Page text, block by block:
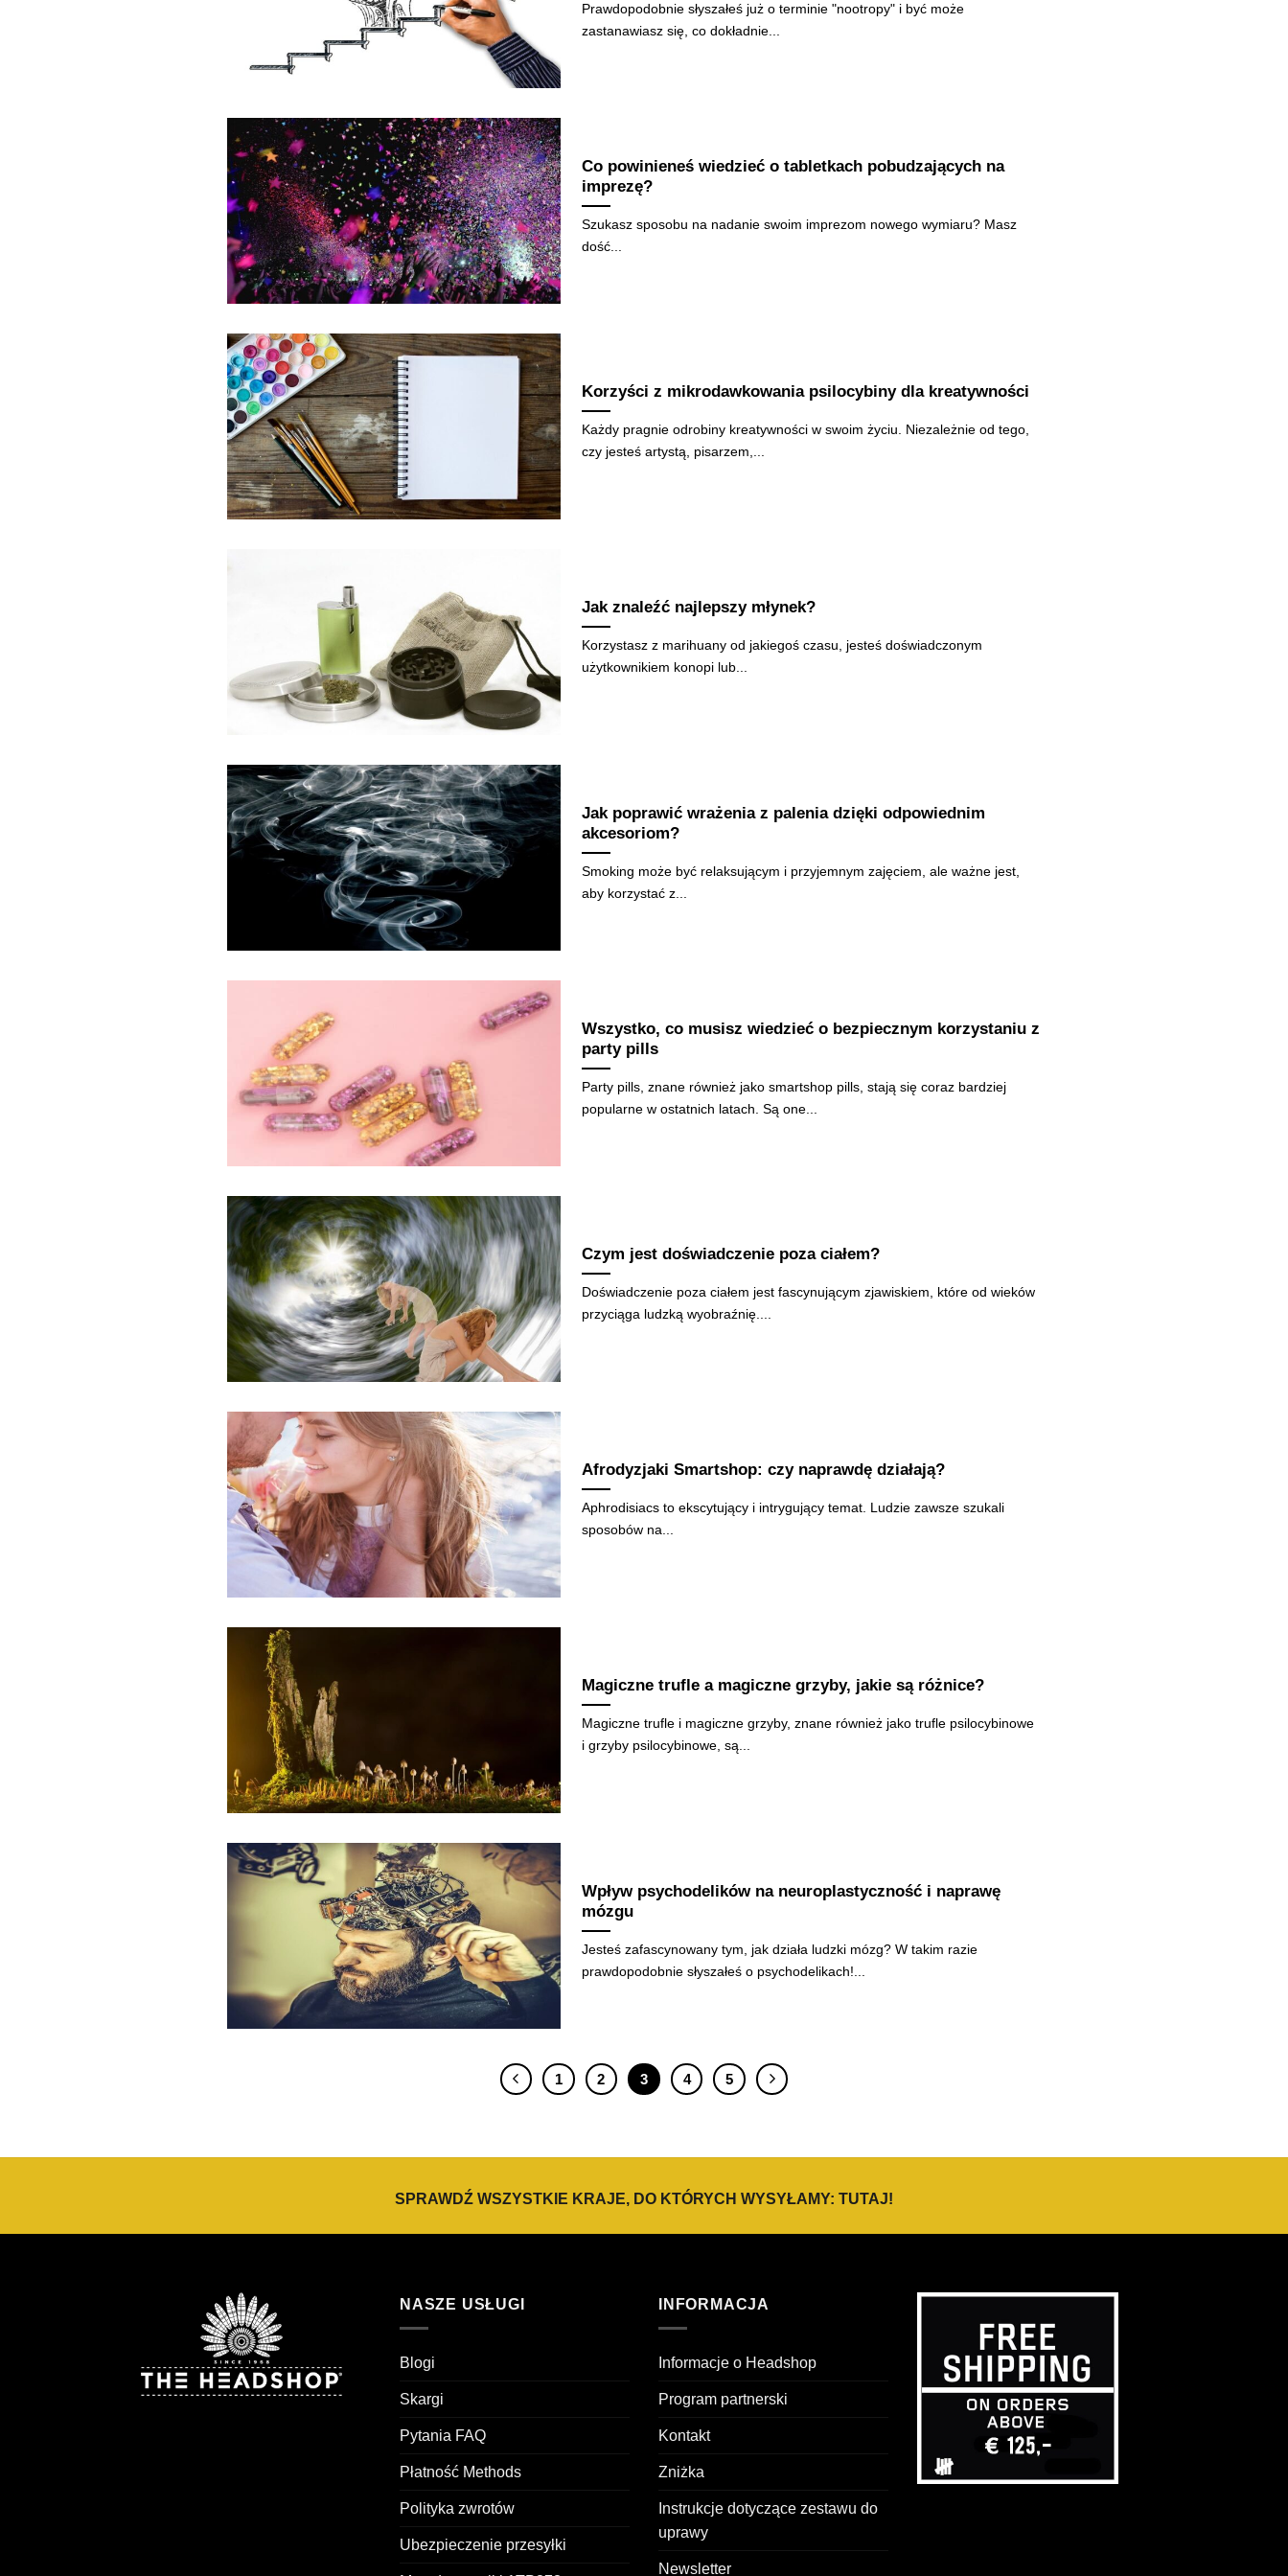
Prawdopodobnie słyszałeś już o terminie "nootropy" i być może
zastanawiasz się, co dokładnie...
Co powinieneś wiedzieć o tabletkach pobudzających na
imprezę?
Szukasz sposobu na nadanie swoim imprezom nowego wymiaru? Masz
dość...
Korzyści z mikrodawkowania psilocybiny dla kreatywności
Każdy pragnie odrobiny kreatywności w swoim życiu. Niezależnie od tego,
czy jesteś artystą, pisarzem,...
Jak znaleźć najlepszy młynek?
Korzystasz z marihuany od jakiegoś czasu, jesteś doświadczonym
użytkownikiem konopi lub...
Jak poprawić wrażenia z palenia dzięki odpowiednim
akcesoriom?
Smoking może być relaksującym i przyjemnym zajęciem, ale ważne jest,
aby korzystać z...
Wszystko, co musisz wiedzieć o bezpiecznym korzystaniu z
party pills
Party pills, znane również jako smartshop pills, stają się coraz bardziej
popularne w ostatnich latach. Są one...
Czym jest doświadczenie poza ciałem?
Doświadczenie poza ciałem jest fascynującym zjawiskiem, które od wieków
przyciąga ludzką wyobraźnię....
Afrodyzjaki Smartshop: czy naprawdę działają?
Aphrodisiacs to ekscytujący i intrygujący temat. Ludzie zawsze szukali
sposobów na...
Magiczne trufle a magiczne grzyby, jakie są różnice?
Magiczne trufle i magiczne grzyby, znane również jako trufle psilocybinowe
i grzyby psilocybinowe, są...
Wpływ psychodelików na neuroplastyczność i naprawę
mózgu
Jesteś zafascynowany tym, jak działa ludzki mózg? W takim razie
prawdopodobnie słyszałeś o psychodelikach!...
1 2 3 4 5
SPRAWDŹ WSZYSTKIE KRAJE, DO KTÓRYCH WYSYŁAMY: TUTAJ!
NASZE USŁUGI
Blogi
Skargi
Pytania FAQ
Płatność Methods
Polityka zwrotów
Ubezpieczenie przesyłki
INFORMACJA
Informacje o Headshop
Program partnerski
Kontakt
Zniżka
Instrukcje dotyczące zestawu do
uprawy
Newsletter